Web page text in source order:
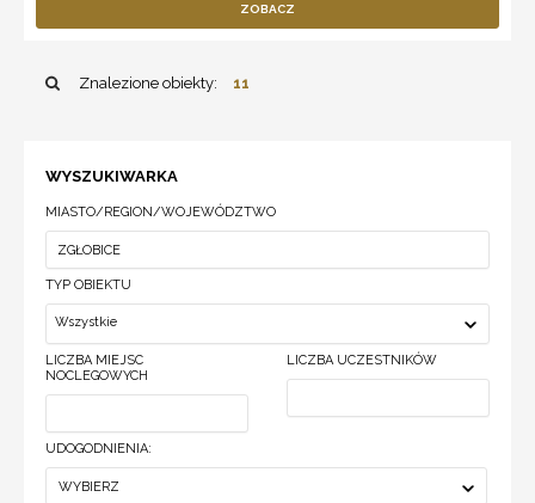
ZOBACZ
Znalezione obiekty: 11
WYSZUKIWARKA
MIASTO/REGION/WOJEWÓDZTWO
TYP OBIEKTU
Wszystkie
LICZBA MIEJSC
NOCLEGOWYCH
LICZBA UCZESTNIKÓW
UDOGODNIENIA:
WYBIERZ